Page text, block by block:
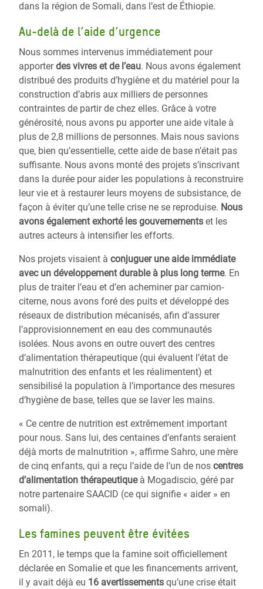
dans la région de Somali, dans l’est de Éthiopie.
Au-delà de l’aide d’urgence
Nous sommes intervenus immédiatement pour
apporterdes vivres et de l’eau. Nous avons également
distribué des produits d’hygiène et du matériel pour la
construction d’abris aux milliers de personnes
contraintes de partir de chez elles. Grâce à votre
générosité, nous avons pu apporter une aide vitale à
plus de 2,8 millions de personnes. Mais nous savions
que, bien qu’essentielle, cette aide de base n’était pas
suffisante. Nous avons monté des projets s’inscrivant
dans la durée pour aider les populations à reconstruire
leur vie et à restaurer leurs moyens de subsistance, de
façon à éviter qu’une telle crise ne se reproduise. Nous
avons également exhorté les gouvernements et les
autres acteurs à intensifier les efforts.
Nos projets visaient à conjuguer une aide immédiate
avec un développement durable à plus long terme. En
plus de traiter l’eau et d’en acheminer par camion-
citerne, nous avons foré des puits et développé des
réseaux de distribution mécanisés, afin d’assurer
l’approvisionnement en eau des communautés
isolées. Nous avons en outre ouvert des centres
d’alimentation thérapeutique (qui évaluent l’état de
malnutrition des enfants et les réalimentent) et
sensibilisé la population à l’importance des mesures
d’hygiène de base, telles que se laver les mains.
« Ce centre de nutrition est extrêmement important
pour nous. Sans lui, des centaines d’enfants seraient
déjà morts de malnutrition », affirme Sahro, une mère
de cinq enfants, qui a reçu l’aide de l’un de nos centres
d’alimentation thérapeutiqueà Mogadiscio, géré par
notre partenaire SAACID (ce qui signifie « aider » en
somali).
Les famines peuvent être évitées
En 2011, le temps que la famine soit officiellement
déclarée en Somalie et que les financements arrivent,
il y avait déjà eu 16 avertissements qu’une crise était